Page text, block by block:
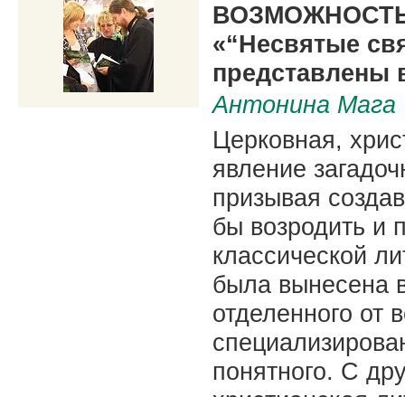
«“Несвятые
представлены
Антонина Мага
Церковная,
явление
призывая
бы возродить и
классической
была вынесена
отделенного от
понятного. С